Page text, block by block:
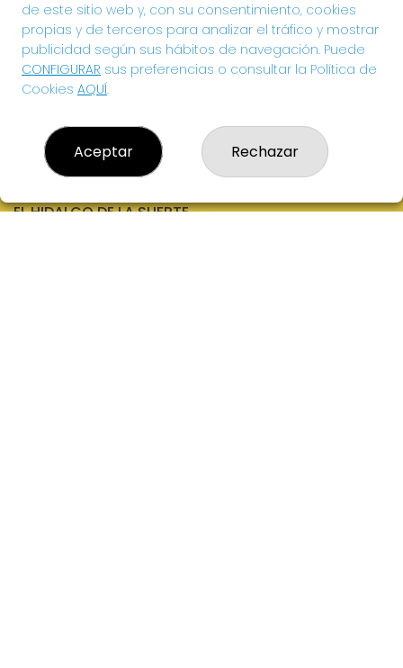
EL HIDALGO DE LA SUERTE
de este sitio web y, con su consentimiento, cookies
propias y de terceros para analizar el tráfico y mostrar
publicidad según sus hábitos de navegación. Puede
CONFIGURAR sus preferencias o consultar la Política de
Cookies AQUÍ.
Aceptar Rechazar